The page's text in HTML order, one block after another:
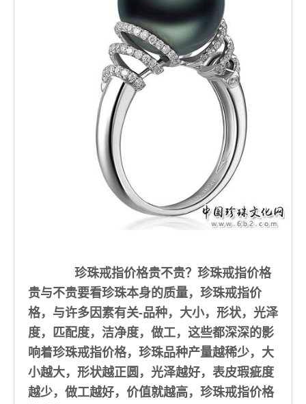
珍珠戒指价格贵不贵？珍珠戒指价格
贵与不贵要看珍珠本身的质量，珍珠戒指价
格，与许多因素有关-品种，大小，形状，光泽
度，匹配度，洁净度，做工，这些都深深的影
响着珍珠戒指价格，珍珠品种产量越稀少，大
小越大，形状越正圆，光泽越好，表皮瑕疵度
越少，做工越好，价值就越高，珍珠戒指价格